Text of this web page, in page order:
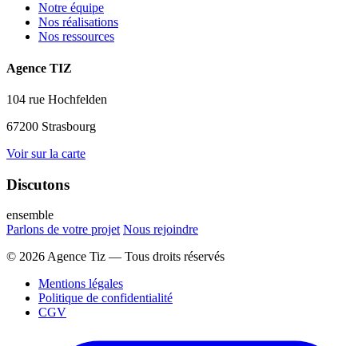
Notre équipe
Nos réalisations
Nos ressources
Agence TIZ
104 rue Hochfelden
67200 Strasbourg
Voir sur la carte
Discutons
ensemble
Parlons de votre projet Nous rejoindre
© 2026 Agence Tiz — Tous droits réservés
Mentions légales
Politique de confidentialité
CGV